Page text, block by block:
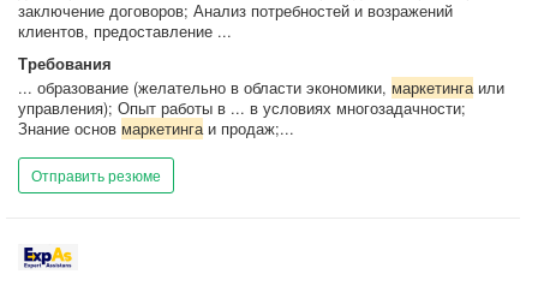
заключение договоров; Анализ потребностей и возражений
клиентов, предоставление ...
Требования
... образование (желательно в области экономики, маркетингаили
управления); Опыт работы в ... в условиях многозадачности;
Знание основ маркетингаи продаж;...
Отправить резюме